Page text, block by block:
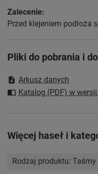
Zalecenie:
Przed klejeniem
Pliki do pobrania i
Arkusz danych
Katalog (PDF) w
Więcej haseł i
Rodzaj produktu: Taśmy